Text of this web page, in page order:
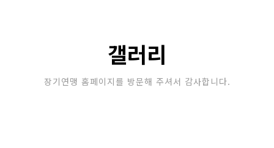
포토갤러리
갤러리
장기연맹 홈페이지를 방문해 주셔서 감사합니다.